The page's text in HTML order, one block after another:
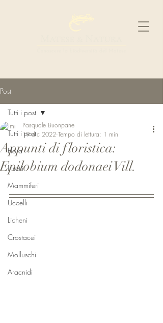
Post
Tutti i post
Flora
Insetti
Mammiferi
Uccelli
Licheni
Crostacei
Molluschi
Aracnidi
Tutti i post
Appunti di floristica:
Epilobium dodonaei Vill.
Pasquale Buonpane
19 dic 2022 Tempo di lettura: 1 min